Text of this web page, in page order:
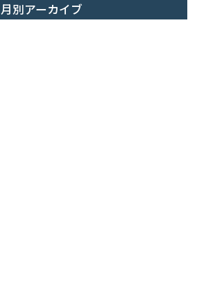
月別アーカイブ